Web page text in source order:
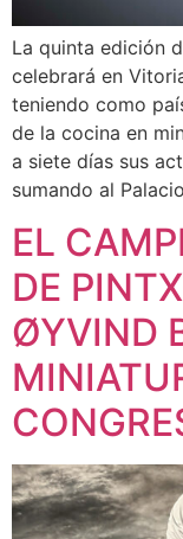
La quinta edición
celebrará en
teniendo como
de la cocina en
a siete días sus
sumando al
EL
DE
ØYVIND